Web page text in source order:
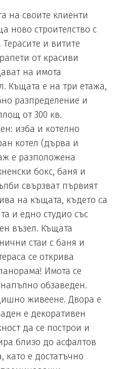
на своите клиенти
ново строителство с
Терасите и витите
от красиви
на имота
Къщата е на три етажа,
разпределение и
от 300 кв.
изба и котелно
котел (дърва и
е разположена
бокс, баня и
свързват първият
на къщата, където са
и едно студио със
възел. Къщата
стаи с баня и
се открива
Имота се
обзаведен.
живеене. Двора е
е декоративен
да се построи и
близо до асфалтов
като е достатъчно